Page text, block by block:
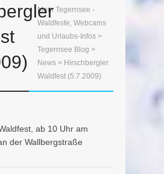
Mein Tegernsee -
Waldfeste, Webcams
und Urlaubs-Infos >
Tegernsee Blog >
News > Hirschbergler
Waldfest (5.7.2009)
ab 10 Uhr am
der Wallbergstraße